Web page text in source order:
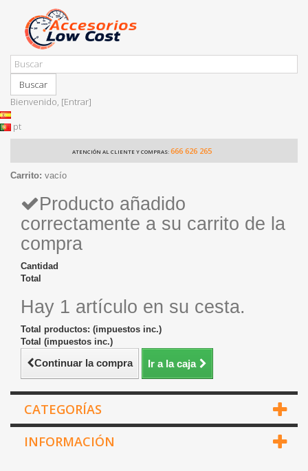
Buscar
Bienvenido, [Entrar]
pt
ATENCIÓN AL CLIENTE Y COMPRAS: 666 626 265
Carrito: vacío
Producto añadido
correctamente a su carrito de la
compra
Cantidad
Total
Hay 1 artículo en su cesta.
Total productos: (impuestos inc.)
Total (impuestos inc.)
Continuar la compra Ir a la caja
CATEGORÍAS
INFORMACIÓN